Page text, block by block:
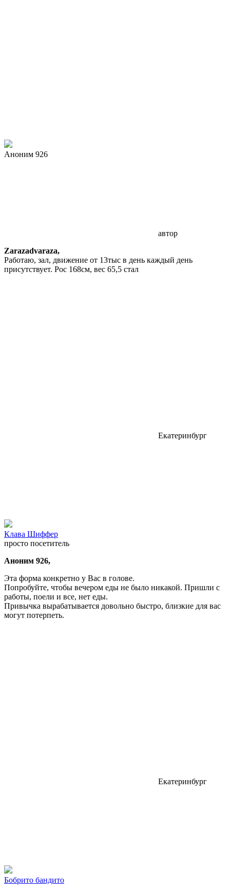
Аноним 926
автор
Zarazadvaraza,
Работаю, зал, движение от 13тыс в день каждый день
присутствует. Рос 168см, вес 65,5 стал
Екатеринбург
Клава Шиффер
просто посетитель
Аноним 926,
Эта форма конкретно у Вас в голове.
Попробуйте, чтобы вечером еды не было никакой. Пришли с
работы, поели и все, нет еды.
Привычка вырабатывается довольно быстро, близкие для вас
могут потерпеть.
Екатеринбург
Бобрито бандито